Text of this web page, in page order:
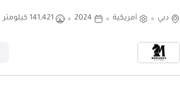
دبي أمريكية 2024 141,421 كيلومتر